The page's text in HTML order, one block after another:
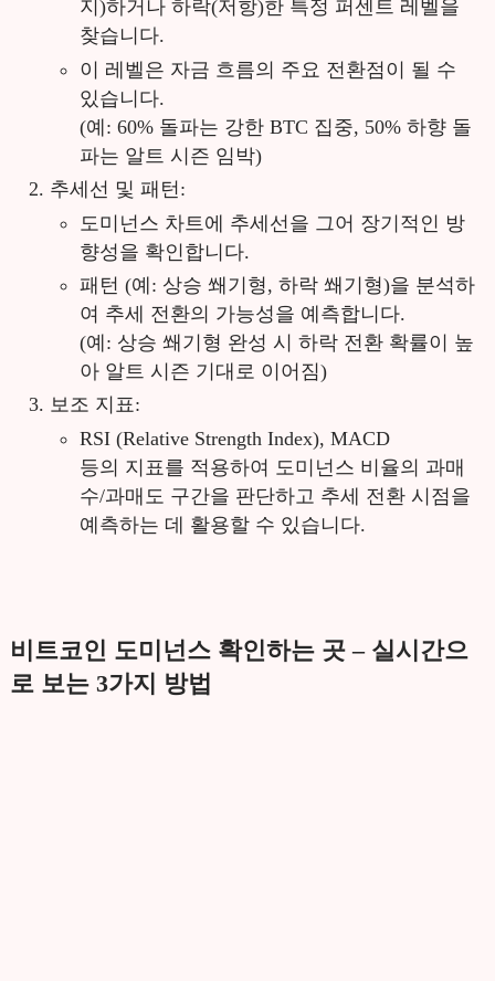
지)하거나 하락(저항)한 특정 퍼센트 레벨을
찾습니다.
이 레벨은 자금 흐름의 주요 전환점이 될 수
있습니다.
(예: 60% 돌파는 강한 BTC 집중, 50% 하향 돌
파는 알트 시즌 임박)
추세선 및 패턴:
도미넌스 차트에 추세선을 그어 장기적인 방
향성을 확인합니다.
패턴 (예: 상승 쐐기형, 하락 쐐기형)을 분석하
여 추세 전환의 가능성을 예측합니다.
(예: 상승 쐐기형 완성 시 하락 전환 확률이 높
아 알트 시즌 기대로 이어짐)
보조 지표:
RSI (Relative Strength Index), MACD
등의 지표를 적용하여 도미넌스 비율의 과매
수/과매도 구간을 판단하고 추세 전환 시점을
예측하는 데 활용할 수 있습니다.
비트코인 도미넌스 확인하는 곳 – 실시간으
로 보는 3가지 방법